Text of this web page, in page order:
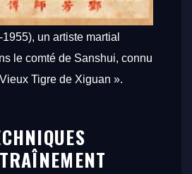
un artiste martial
le comté de Sanshui, connu
Tigre de Xiguan ».